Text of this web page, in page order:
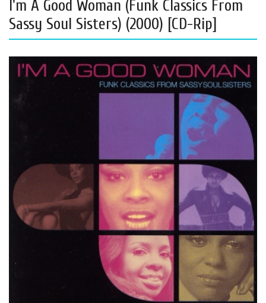
I'm A Good Woman (Funk Classics From
Sassy Soul Sisters) (2000) [CD-Rip]